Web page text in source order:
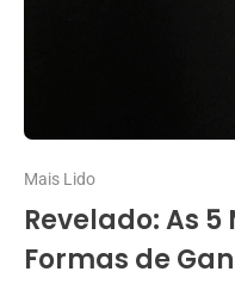
Mais Lido
Revelado: As 5
Formas de